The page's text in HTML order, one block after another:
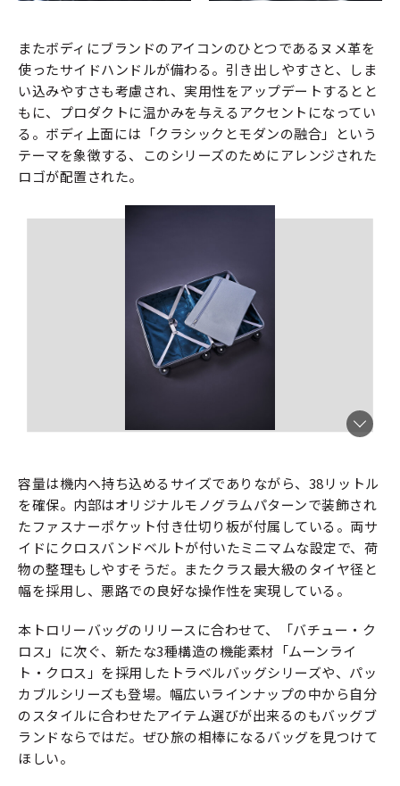
またボディにブランドのアイコンのひとつであるヌメ革を
使ったサイドハンドルが備わる。引き出しやすさと、しま
い込みやすさも考慮され、実用性をアップデートするとと
もに、プロダクトに温かみを与えるアクセントになってい
る。ボディ上面には「クラシックとモダンの融合」という
テーマを象徴する、このシリーズのためにアレンジされた
ロゴが配置された。
容量は機内へ持ち込めるサイズでありながら、38リットル
を確保。内部はオリジナルモノグラムパターンで装飾され
たファスナーポケット付き仕切り板が付属している。両サ
イドにクロスバンドベルトが付いたミニマムな設定で、荷
物の整理もしやすそうだ。またクラス最大級のタイヤ径と
幅を採用し、悪路での良好な操作性を実現している。
本トロリーバッグのリリースに合わせて、「バチュー・ク
ロス」に次ぐ、新たな3種構造の機能素材「ムーンライ
ト・クロス」を採用したトラベルバッグシリーズや、パッ
カブルシリーズも登場。幅広いラインナップの中から自分
のスタイルに合わせたアイテム選びが出来るのもバッグブ
ランドならではだ。ぜひ旅の相棒になるバッグを見つけて
ほしい。